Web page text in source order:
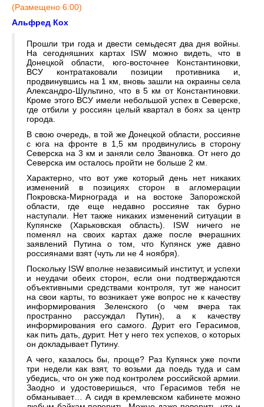
(Размещено 6:00)
Альфред Кох
Прошли три года и двести семьдесят два дня войны.
На сегодняшних картах ISW можно видеть, что в
Донецкой области, юго-восточнее Константиновки,
ВСУ контратаковали позиции противника и,
продвинувшись на 1 км, вновь зашли на окраины села
Александро-Шультино, что в 5 км от Константиновки.
Кроме этого ВСУ имели небольшой успех в Северске,
где отбили у россиян целый квартал в боях за центр
города.
В свою очередь, в той же Донецкой области, россияне
с юга на фронте в 1,5 км продвинулись в сторону
Северска на 3 км и заняли село Звановка. От него до
Северска им осталось пройти не больше 2 км.
Характерно, что вот уже который день нет никаких
изменений в позициях сторон в агломерации
Покровска-Мирнограда и на востоке Запорожской
области, где еще недавно россияне так бурно
наступали. Нет также никаких изменений ситуации в
Купянске (Харьковская область). ISW ничего не
поменял на своих картах даже после вчерашних
заявлений Путина о том, что Купянск уже давно
россиянами взят (чуть ли не 4 ноября).
Поскольку ISW вполне независимый институт, и успехи
и неудачи обеих сторон, если они подтверждаются
объективными средствами контроля, тут же наносит
на свои карты, то возникает уже вопрос не к качеству
информирования Зеленского (о чем вчера так
пространно рассуждал Путин), а к качеству
информирования его самого. Дурит его Герасимов,
как пить дать, дурит. Нет у него тех успехов, о которых
он докладывает Путину.
А чего, казалось бы, проще? Раз Купянск уже почти
три недели как взят, то возьми да поедь туда и сам
убедись, что он уже под контролем российской армии.
Заодно и удостоверишься, что Герасимов тебя не
обманывает… А сидя в кремлевском кабинете можно